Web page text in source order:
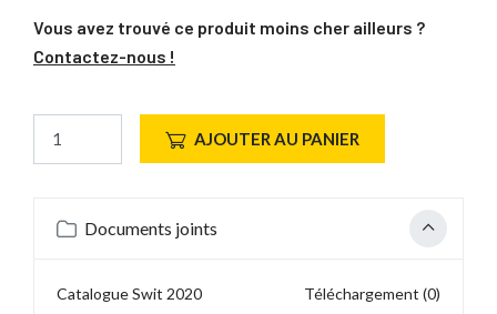
Vous avez trouvé ce produit moins cher ailleurs ?
Contactez-nous !
AJOUTER AU PANIER
Documents joints
Catalogue Swit 2020 Téléchargement (0)